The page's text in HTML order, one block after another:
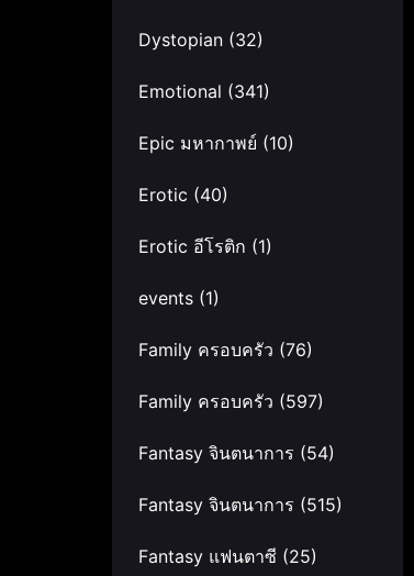
Dystopian (32)
Emotional (341)
Epic มหากาพย์ (10)
Erotic (40)
Erotic อีโรติก (1)
events (1)
Family ครอบครัว (76)
Family ครอบครัว (597)
Fantasy จินตนาการ (54)
Fantasy จินตนาการ (515)
Fantasy แฟนตาซี (25)